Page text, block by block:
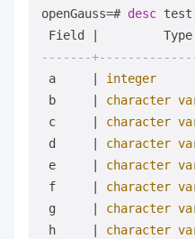
openGauss=# desc
Field
-------
a
integer
b
character
c
character
d
character
e
character
f
character
g
character
h
character